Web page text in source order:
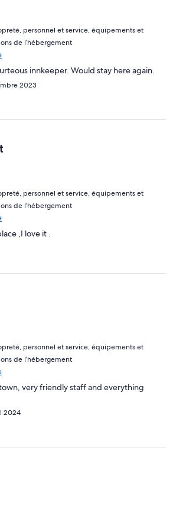
personnel et service, équipements et
de l’hébergement
innkeeper. Would stay here again.
2023
personnel et service, équipements et
de l’hébergement
,I love it .
personnel et service, équipements et
de l’hébergement
very friendly staff and everything
2024